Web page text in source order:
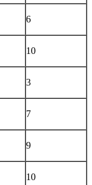
6
10
3
7
9
10